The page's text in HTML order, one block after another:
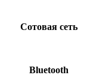
Сотовая сеть
Bluetooth